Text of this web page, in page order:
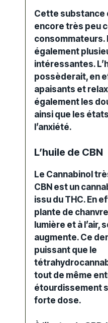
Cette substance
encore très peu
consommateurs.
également
intéressantes.
possèderait, en
apaisants et
également les
ainsi que les
l’anxiété.
L’huile de CBN
Le Cannabinol
CBN est un
issu du THC. En
plante de
lumière et à l’air,
augmente. Ce
puissant que le
tout de même
étourdissement
forte dose.